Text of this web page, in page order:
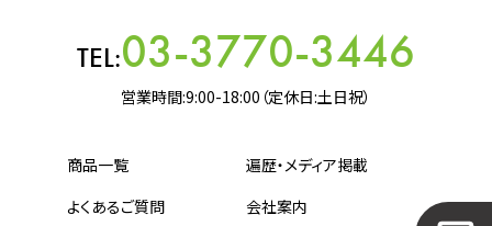
TEL:03-3770-3446
営業時間:9:00-18:00（定休日:土日祝）
商品一覧
遍歴・メディア掲載
よくあるご質問
会社案内